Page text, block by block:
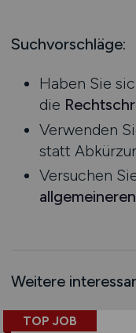
Schienen- /
Supply Chain
Vertrieb /
Zoll / Behörden
Sonstige
Mecklenburg-
Nordrhein-
Rheinland-Pfalz
Saarland
Sachsen
Sachsen-Anhalt
Schleswig-
Schweiz
Europa
Suchvorschläge:
Haben Sie
die
Verwenden
statt
Versuchen
Weitere
TOP JOB